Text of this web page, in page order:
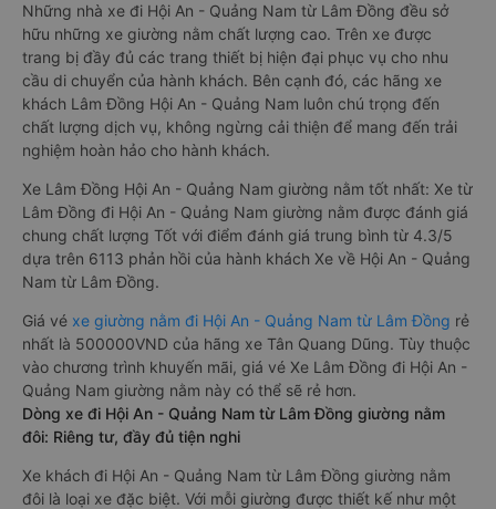
Những nhà xe đi Hội An - Quảng Nam từ Lâm Đồng đều sở
hữu những xe giường nằm chất lượng cao. Trên xe được
trang bị đầy đủ các trang thiết bị hiện đại phục vụ cho nhu
cầu di chuyển của hành khách. Bên cạnh đó, các hãng xe
khách Lâm Đồng Hội An - Quảng Nam luôn chú trọng đến
chất lượng dịch vụ, không ngừng cải thiện để mang đến trải
nghiệm hoàn hảo cho hành khách.
Xe Lâm Đồng Hội An - Quảng Nam giường nằm tốt nhất: Xe từ
Lâm Đồng đi Hội An - Quảng Nam giường nằm được đánh giá
chung chất lượng Tốt với điểm đánh giá trung bình từ 4.3/5
dựa trên 6113 phản hồi của hành khách Xe về Hội An - Quảng
Nam từ Lâm Đồng.
Giá vé xe giường nằm đi Hội An - Quảng Nam từ Lâm Đồng rẻ
nhất là 500000VND của hãng xe Tân Quang Dũng. Tùy thuộc
vào chương trình khuyến mãi, giá vé Xe Lâm Đồng đi Hội An -
Quảng Nam giường nằm này có thể sẽ rẻ hơn.
Dòng xe đi Hội An - Quảng Nam từ Lâm Đồng giường nằm
đôi: Riêng tư, đầy đủ tiện nghi
Xe khách đi Hội An - Quảng Nam từ Lâm Đồng giường nằm
đôi là loại xe đặc biệt. Với mỗi giường được thiết kế như một